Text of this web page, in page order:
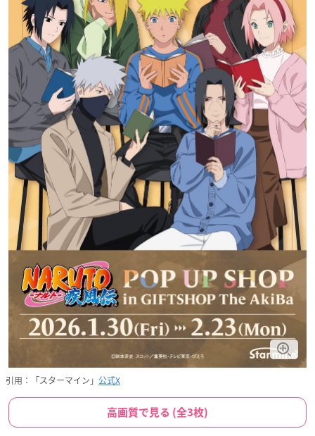
引用：「スターマイン」 公式X
高画質で見る (全3枚)